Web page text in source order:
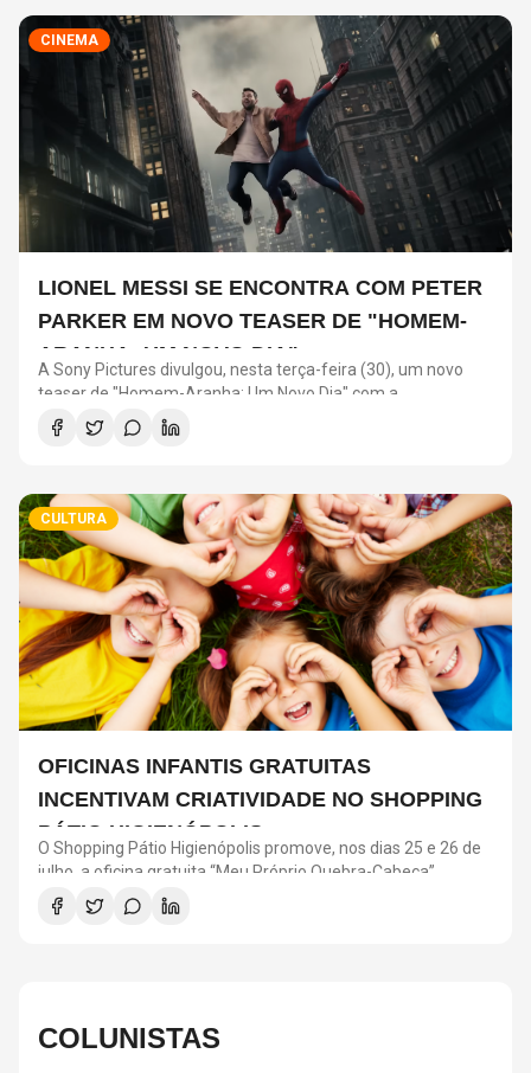
CINEMA
LIONEL MESSI SE ENCONTRA COM PETER
PARKER EM NOVO TEASER DE "HOMEM-
ARANHA: UM NOVO DIA"
A Sony Pictures divulgou, nesta terça-feira (30), um novo
teaser de "Homem-Aranha: Um Novo Dia" com a
participação de Lionel Messi. O astro argentino divide a cena
com o universo do herói em uma ação promocional do filme.
CULTURA
OFICINAS INFANTIS GRATUITAS
INCENTIVAM CRIATIVIDADE NO SHOPPING
PÁTIO HIGIENÓPOLIS
O Shopping Pátio Higienópolis promove, nos dias 25 e 26 de
julho, a oficina gratuita “Meu Próprio Quebra-Cabeça”,
voltada para crianças a partir de 4 anos. A atividade faz
parte da programação “Menos Telas, Mais Imaginação” e
COLUNISTAS